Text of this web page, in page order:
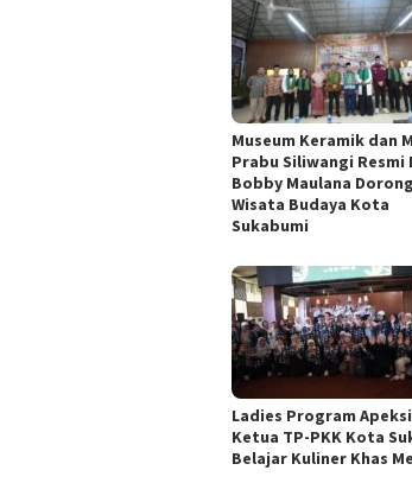
Museum Keramik dan
Prabu Siliwangi Resmi
Bobby Maulana Dorong
Wisata Budaya Kota
Sukabumi
Ladies Program Apeksi
Ketua TP-PKK Kota
Belajar Kuliner Khas